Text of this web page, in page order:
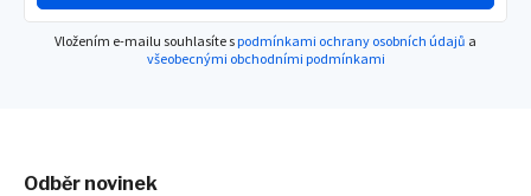
Vložením e-mailu souhlasíte spodmínkami ochrany osobních údajů a
všeobecnými obchodními podmínkami
Odběr novinek